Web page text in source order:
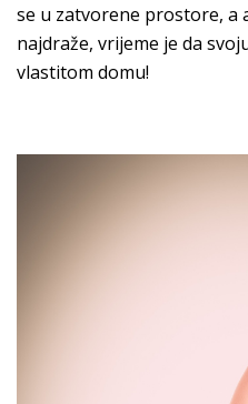
se u zatvorene prostore, a
najdraže, vrijeme je da
vlastitom domu!